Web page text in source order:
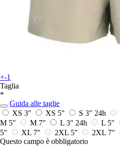
+-1
Taglia
*
Guida alle taglie
XS 3"
XS 5" S 3" 24h
M 5"
M 7" L 3" 24h L 5"
5"
XL 7" 2XL 5" 2XL 7"
Questo campo è obbligatorio